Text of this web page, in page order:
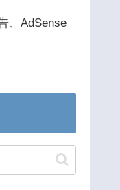
、AdSense